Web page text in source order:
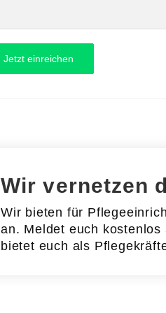
Wir vernetzen
Wir bieten für
an. Meldet euch
bietet euch als